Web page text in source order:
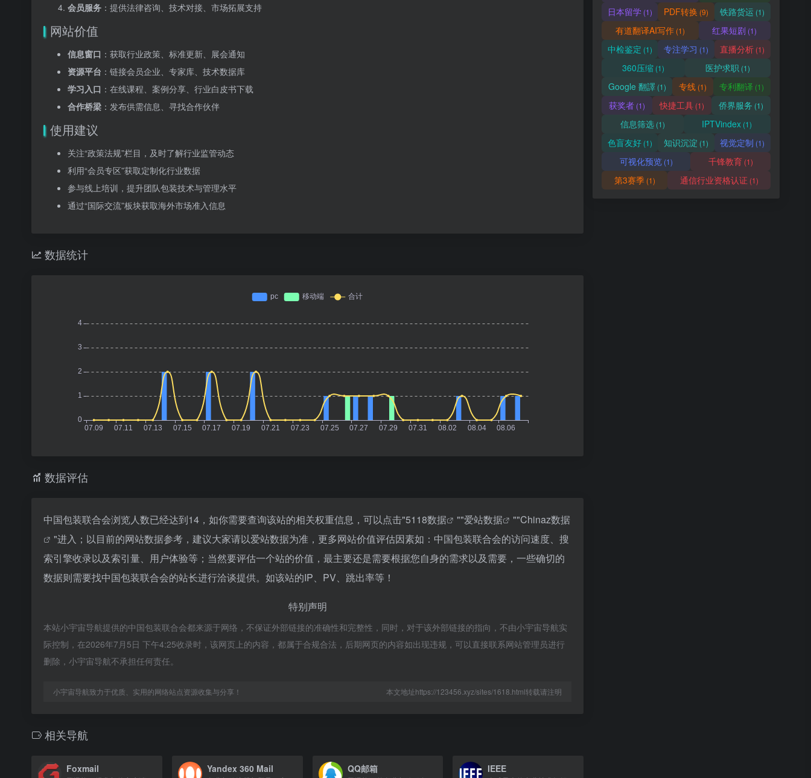
会员服务 ：提供法律咨询、技术对接、市场拓展支持
网站价值
信息窗口 ：获取行业政策、标准更新、展会通知
资源平台 ：链接会员企业、专家库、技术数据库
学习入口 ：在线课程、案例分享、行业白皮书下载
合作桥梁 ：发布供需信息、寻找合作伙伴
使用建议
关注“政策法规”栏目，及时了解行业监管动态
利用“会员专区”获取定制化行业数据
参与线上培训，提升团队包装技术与管理水平
通过“国际交流”板块获取海外市场准入信息
数据统计
数据评估
中国包装联合会浏览人数已经达到14，如你需要查询该站的相关权重信息，可以点击"5118数据 ""爱站数据 ""Chinaz数据
"进入；以目前的网站数据参考，建议大家请以爱站数据为准，更多网站价值评估因素如：中国包装联合会的访问速度、搜
索引擎收录以及索引量、用户体验等；当然要评估一个站的价值，最主要还是需要根据您自身的需求以及需要，一些确切的
数据则需要找中国包装联合会的站长进行洽谈提供。如该站的IP、PV、跳出率等！
特别声明
本站小宇宙导航提供的中国包装联合会都来源于网络，不保证外部链接的准确性和完整性，同时，对于该外部链接的指向，不由小宇宙导航实
际控制，在2026年7月5日 下午4:25收录时，该网页上的内容，都属于合规合法，后期网页的内容如出现违规，可以直接联系网站管理员进行
删除，小宇宙导航不承担任何责任。
小宇宙导航致力于优质、实用的网络站点资源收集与分享！ 本文地址https://123456.xyz/sites/1618.html转载请注明
相关导航
Foxmail Yandex 360 Mail QQ邮箱 IEEE
日本留学(1) PDF转换 (9) 铁路货运 (1)
有道翻译AI写作(1) 红果短剧 (1)
中检鉴定 (1) 专注学习 (1) 直播分析 (1)
360压缩 (1) 医护求职 (1)
Google 翻譯(1) 专线(1) 专利翻译 (1)
获奖者 (1) 快捷工具 (1) 侨界服务 (1)
信息筛选(1) IPTVindex (1)
色盲友好(1) 知识沉淀 (1) 视觉定制 (1)
可视化预览(1) 千锋教育(1)
第3赛季(1) 通信行业资格认证 (1)